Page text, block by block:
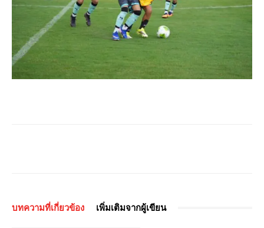
บทความที่เกี่ยวข้อง เพิ่มเติมจากผู้เขียน